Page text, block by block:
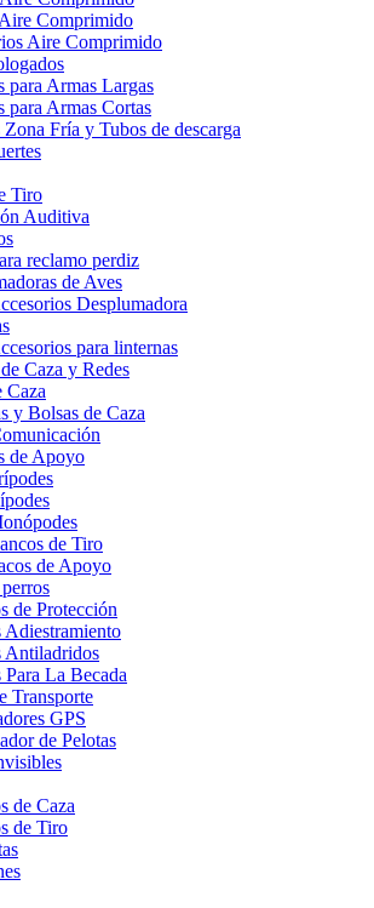
Comprimido
Aire Comprimido
para Armas Largas
para Armas Cortas
Zona Fría y Tubos de descarga
Tiro
Auditiva
reclamo perdiz
de Aves
Desplumadora
para linternas
Caza y Redes
Caza
y Bolsas de Caza
de Apoyo
de Tiro
de Apoyo
de Protección
Adiestramiento
Antiladridos
Para La Becada
Transporte
GPS
de Pelotas
de Caza
de Tiro